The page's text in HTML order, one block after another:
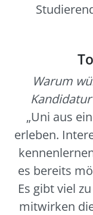
Warum
„Uni aus
erleben.
es bereits
Es gibt viel
mitwirken